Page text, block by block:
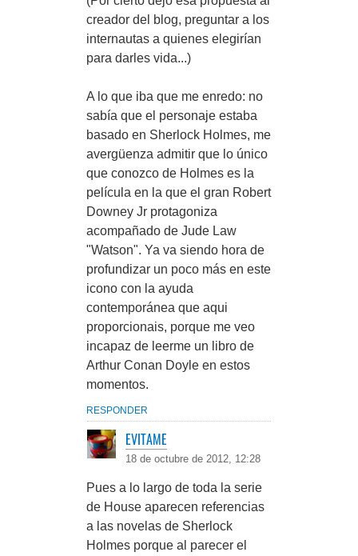
creador del blog, preguntar a los
internautas a quienes elegirían
para darles vida...)
A lo que iba que me enredo: no
sabía que el personaje estaba
basado en Sherlock Holmes, me
avergüenza admitir que lo único
que conozco de Holmes es la
película en la que el gran Robert
Downey Jr protagoniza
acompañado de Jude Law
"Watson". Ya va siendo hora de
profundizar un poco más en este
icono con la ayuda
contemporánea que aqui
proporcionais, porque me veo
incapaz de leerme un libro de
Arthur Conan Doyle en estos
momentos.
RESPONDER
EVITAME
18 de octubre de 2012, 12:28
Pues a lo largo de toda la serie
de House aparecen referencias
a las novelas de Sherlock
Holmes porque al parecer el